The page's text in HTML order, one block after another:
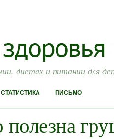
диетах и питании для
СТАТИСТИКА ПИСЬМО
полезна